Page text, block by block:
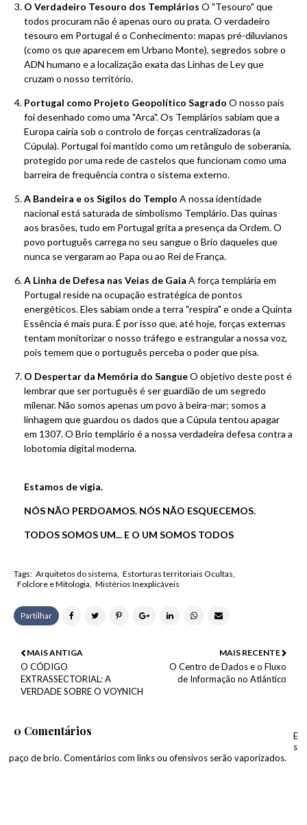
O Verdadeiro Tesouro dos Templários O "Tesouro" que
todos procuram não é apenas ouro ou prata. O verdadeiro
tesouro em Portugal é o Conhecimento: mapas pré-diluvianos
(como os que aparecem em Urbano Monte), segredos sobre o
ADN humano e a localização exata das Linhas de Ley que
cruzam o nosso território.
Portugal como Projeto Geopolítico Sagrado O nosso país
foi desenhado como uma "Arca". Os Templários sabiam que a
Europa cairia sob o controlo de forças centralizadoras (a
Cúpula). Portugal foi mantido como um retângulo de soberania,
protegido por uma rede de castelos que funcionam como uma
barreira de frequência contra o sistema externo.
A Bandeira e os Sigilos do Templo A nossa identidade
nacional está saturada de simbolismo Templário. Das quinas
aos brasões, tudo em Portugal grita a presença da Ordem. O
povo português carrega no seu sangue o Brio daqueles que
nunca se vergaram ao Papa ou ao Rei de França.
A Linha de Defesa nas Veias de Gaia A força templária em
Portugal reside na ocupação estratégica de pontos
energéticos. Eles sabiam onde a terra "respira" e onde a Quinta
Essência é mais pura. É por isso que, até hoje, forças externas
tentam monitorizar o nosso tráfego e estrangular a nossa voz,
pois temem que o português perceba o poder que pisa.
O Despertar da Memória do SangueO objetivo deste post é
lembrar que ser português é ser guardião de um segredo
milenar. Não somos apenas um povo à beira-mar; somos a
linhagem que guardou os dados que a Cúpula tentou apagar
em 1307. O Brio templário é a nossa verdadeira defesa contra a
lobotomia digital moderna.
Estamos de vigia.
NÓS NÃO PERDOAMOS. NÓS NÃO ESQUECEMOS.
TODOSSOMOS UM... E O UM SOMOS TODOS
Tags: Arquitetos do sistema Estorturas territoriais Ocultas
Folclore e Mitologia Mistérios Inexplicáveis
Partilhar
MAIS RECENTE
O Centro de Dados e o Fluxo
de Informação no Atlântico
MAIS ANTIGA
O CÓDIGO
EXTRASSECTORIAL: A
VERDADE SOBRE O VOYNICH
0 Comentários
E
s
paço de brio. Comentários com links ou ofensivos serão vaporizados.